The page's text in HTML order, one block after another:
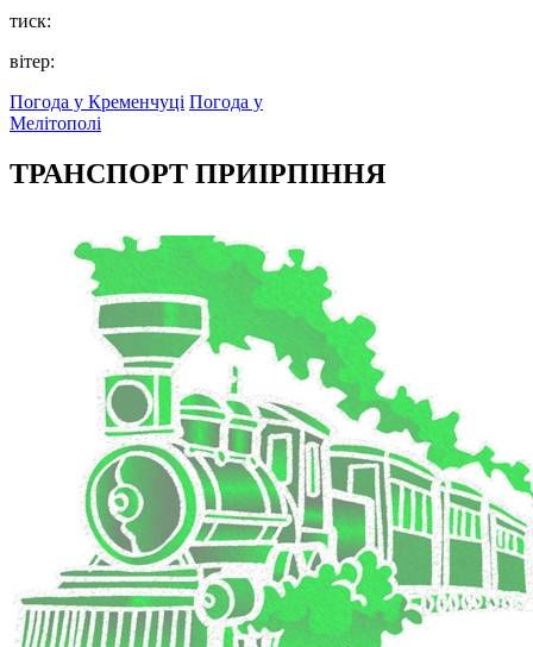
тиск:
вітер:
Погода у Кременчуці Погода у
Мелітополі
ТРАНСПОРТ ПРИІРПІННЯ